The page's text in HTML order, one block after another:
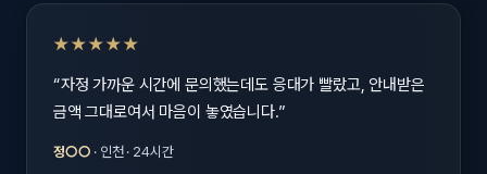
★★★★★
“자정 가까운 시간에 문의했는데도 응대가 빨랐고, 안내받은
금액 그대로여서 마음이 놓였습니다.”
정○○ · 인천 · 24시간